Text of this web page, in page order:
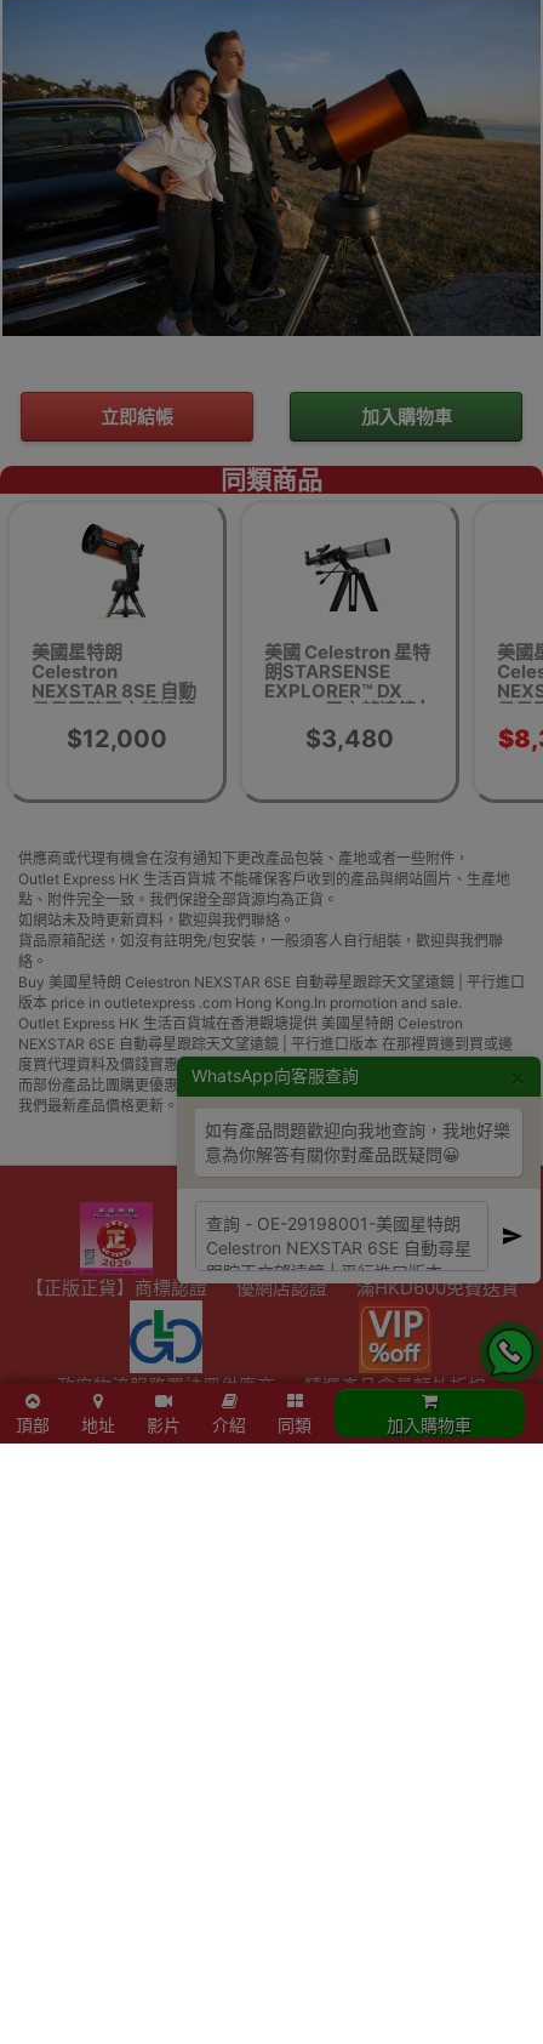
立即結帳 加入購物車
同類商品
美國星特朗
Celestron
NEXSTAR 8SE 自動
尋星跟踪天文望遠鏡
| 平行進口
$12,000
美國 Celestron 星特
朗STARSENSE
EXPLORER™ DX
102AZ 天文望遠鏡 |
智能手機輔助尋星 |
平行進口
$3,480
美國
尋星
| 香
供應商或代理有機會在沒有通知下更改產品包裝、產地或者一些附件，
Outlet Express HK 生活百貨城 不能確保客戶收到的產品與網站圖片、生產地
點、附件完全一致。我們保證全部貨源均為正貨。
如網站未及時更新資料，歡迎與我們聯絡。
貨品原箱配送，如沒有註明免/包安裝，一般須客人自行組裝，歡迎與我們聯
絡。
Buy 美國星特朗 Celestron NEXSTAR 6SE 自動尋星跟踪天文望遠鏡 | 平行進口
版本 price in outletexpress .com Hong Kong.In promotion and sale.
Outlet Express HK 生活百貨城在香港觀塘提供 美國星特朗 Celestron
NEXSTAR 6SE 自動尋星跟踪天文望遠鏡 | 平行進口版本 在那裡買邊到買或邊
度買代理資料及價錢實惠借批發優惠以及公司學校報價，更可送到香港或澳門
而部份產品比團購更優惠，更可以為你推薦推介相似產品及優點缺點，請留意
我們最新產品價格更新。
WhatsApp向客服查詢
如有產品問題歡迎向我地查詢，我地好樂
意為你解答有關你對產品既疑問😀
頂部 地址 影片 介紹 同類 加入購物車
【正版正貨】商標認證 優網店認證 滿HKD600免費送貨
政府物流服務署註冊供應商 精選產品會員額外折扣